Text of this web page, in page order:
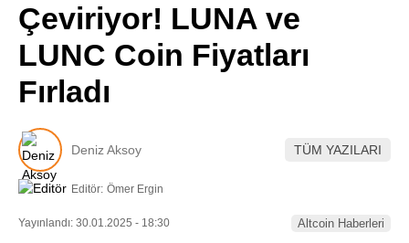
TikTok
Çeviriyor! LUNA ve
LUNC Coin Fiyatları
Fırladı
Deniz Aksoy TÜM YAZILARI
Editör: Ömer Ergin
Yayınlandı: 30.01.2025 - 18:30 Altcoin Haberleri